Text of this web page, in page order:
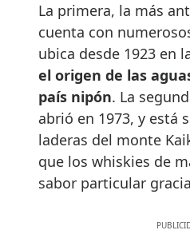
La primera, la más
cuenta con
ubica desde 1923 en
el origen de las
país nipón. La
abrió en 1973, y está
laderas del monte
que los whiskies de
sabor particular